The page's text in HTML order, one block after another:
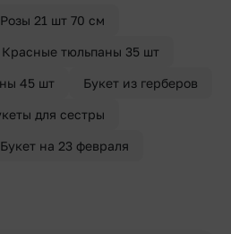
Розы 21 шт 70 см
Красные тюльпаны 35 шт
45 шт Букет из герберов
для сестры
Букет на 23 февраля